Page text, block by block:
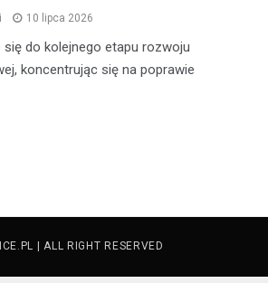
10 lipca 2026
do kolejnego etapu rozwoju
koncentrując się na poprawie
| ALL RIGHT RESERVED